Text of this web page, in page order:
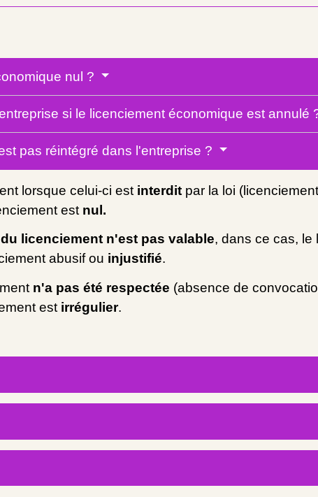
nul ?
si le licenciement économique est annulé
pas réintégré dans l'entreprise ?
lorsque celui-ci est interdit par la loi
est nul.
licenciement n'est pas valable, dans ce cas, le
abusif ou injustifié.
n'a pas été respectée (absence de
est irrégulier.